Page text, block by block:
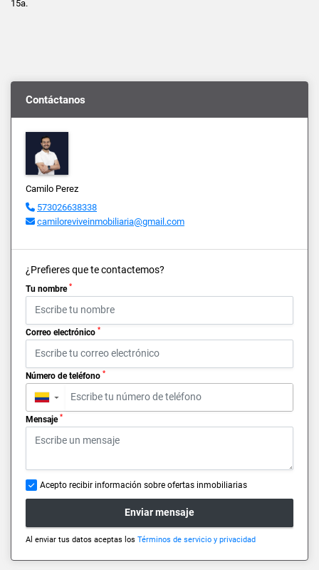
15a.
Contáctanos
Camilo Perez
573026638338
camiloreviveinmobiliaria@gmail.com
¿Prefieres que te contactemos?
Tu nombre *
Correo electrónico *
Número de teléfono *
▼
Mensaje *
Acepto recibir información sobre ofertas inmobiliarias
Enviar mensaje
Al enviar tus datos aceptas los Términos de servicio y privacidad